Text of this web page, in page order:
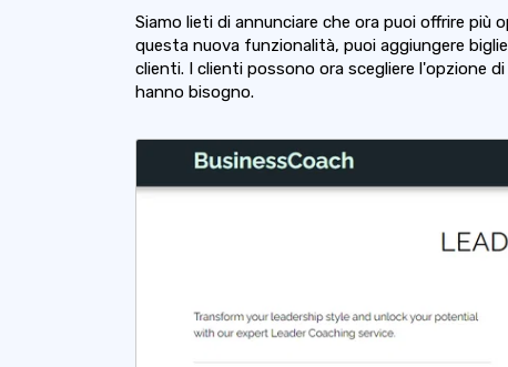
Siamo lieti di annunciare che ora puoi offrire più
questa nuova funzionalità, puoi aggiungere
clienti. I clienti possono ora scegliere l'opzione
hanno bisogno.